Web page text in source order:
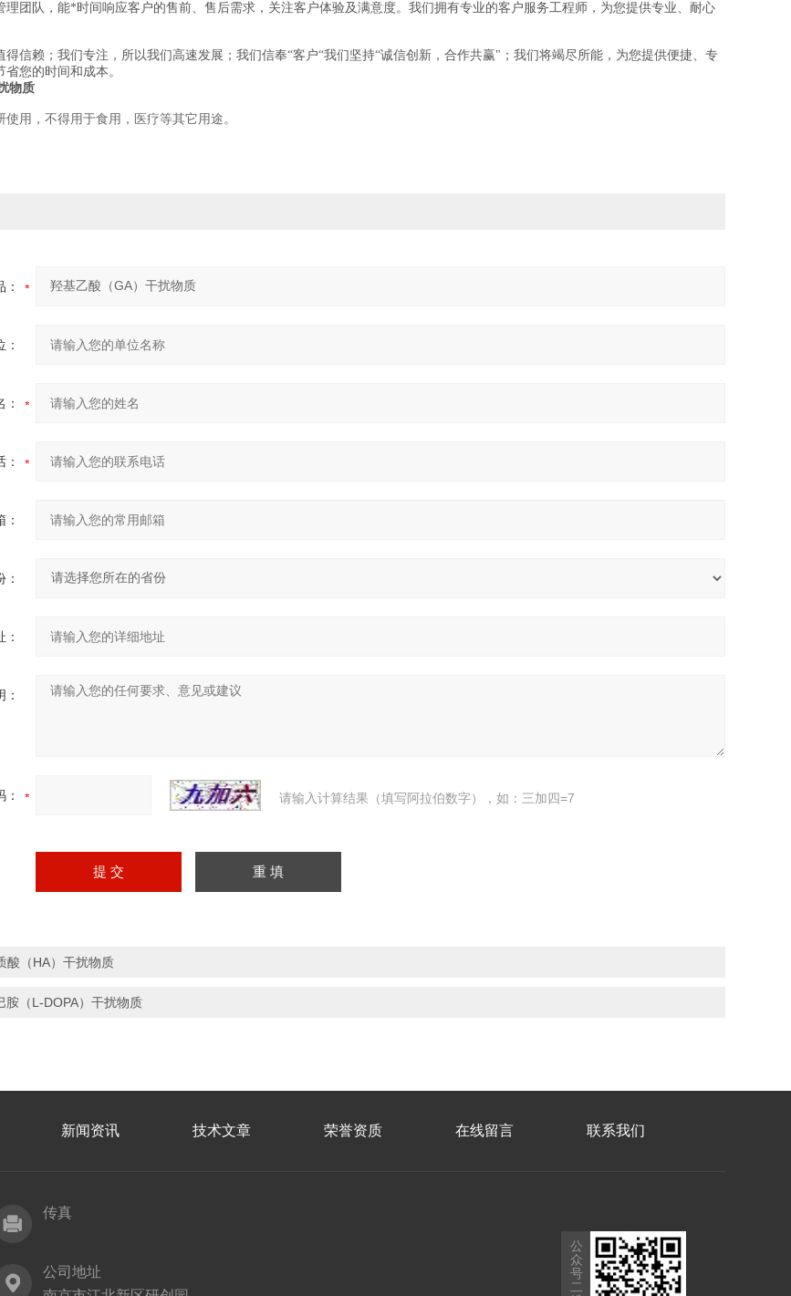
理团队，能*时间响应客户的售前、售后需求，关注客户体验及满意度。我们拥有专业的客户服务工程师，为您提供专业、耐心
得信赖；我们专注，所以我们高速发展；我们信奉“客户“我们坚持“诚信创新，合作共赢"；我们将竭尽所能，为您提供便捷、专
您的时间和成本。
物质
使用，不得用于食用，医疗等其它用途。
：
：
请输入计算结果（填写阿拉伯数字），如：三加四=7
酸（HA）干扰物质
胺（L-DOPA）干扰物质
新闻资讯 技术文章 荣誉资质 在线留言 联系我们
传真
公司地址
公
众
号
二